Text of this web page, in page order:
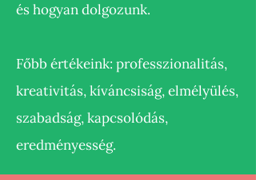
és hogyan dolgozunk.
Főbb értékeink: professzionalitás,
kreativitás, kíváncsiság, elmélyülés,
szabadság, kapcsolódás,
eredményesség.